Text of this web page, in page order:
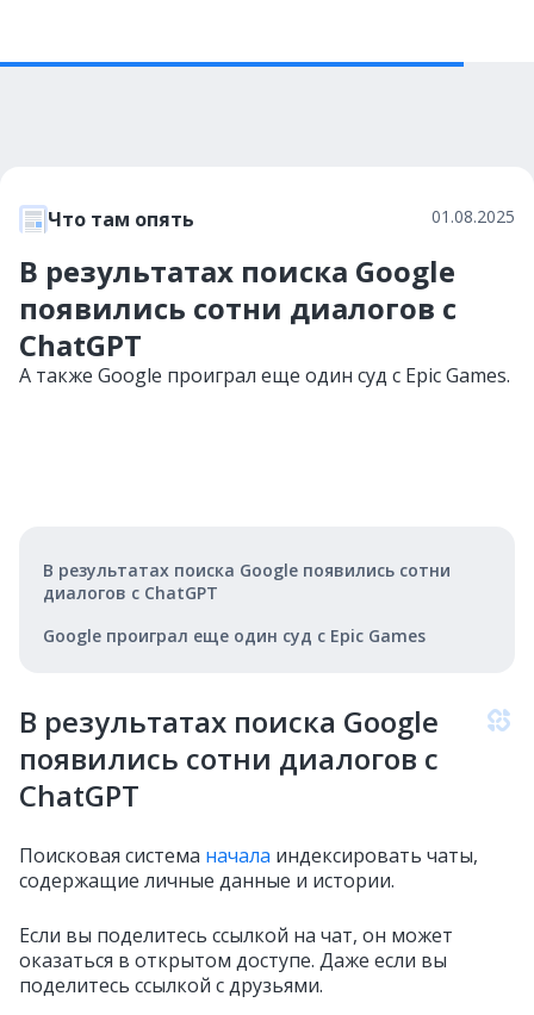
Что там опять 01.08.2025
В результатах поиска Google
появились сотни диалогов с
ChatGPT
А также Google проиграл еще один суд с Epic Games.
В результатах поиска Google появились сотни
диалогов с ChatGPT
Google проиграл еще один суд с Epic Games
В результатах поиска Google
появились сотни диалогов с
ChatGPT
Поисковая система начала индексировать чаты,
содержащие личные данные и истории.
Если вы поделитесь ссылкой на чат, он может
оказаться в открытом доступе. Даже если вы
поделитесь ссылкой с друзьями.